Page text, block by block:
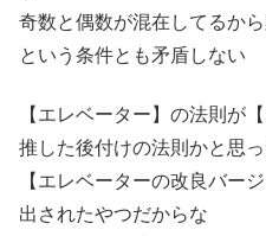
奇数と偶数が混在してるか
という条件とも矛盾しない
【エレベーター】の法則が
推した後付けの法則かと思
【エレベーターの改良バー
出されたやつだからな